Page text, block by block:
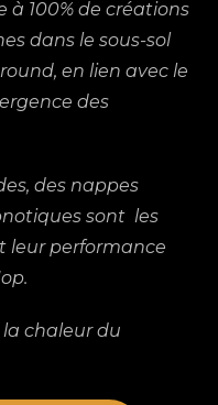
à 100% de créations
dans le sous-sol
en lien avec le
des
des nappes
sont les
leur performance
chaleur du